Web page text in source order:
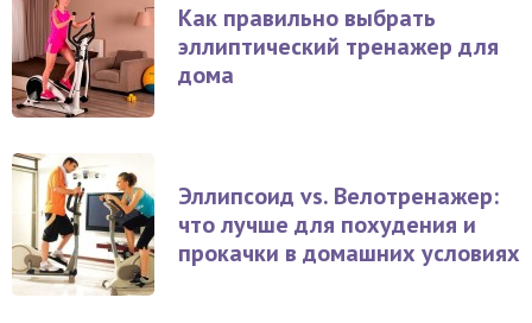
Как правильно выбрать
эллиптический тренажер для
дома
Эллипсоид vs. Велотренажер:
что лучше для похудения и
прокачки в домашних условиях